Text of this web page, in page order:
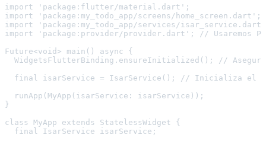
import 'package:flutter/material.dart';
import 'package:my_todo_app/screens/
import 'package:my_todo_app/services/
import 'package:provider/provider.dart'; // Usaremos
Future<void> main() async {
WidgetsFlutterBinding.ensureInitialized(); //
final isarService = IsarService(); // Inicializa el
  runApp(MyApp(isarService: isarService));
}
class MyApp extends StatelessWidget {
  final IsarService isarService;